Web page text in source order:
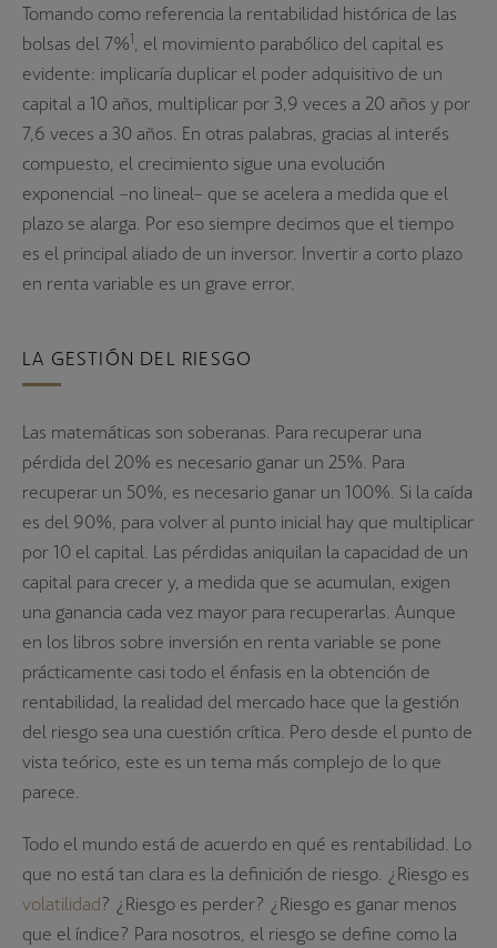
Tomando como referencia la rentabilidad histórica de las
bolsas del 7%1
, el movimiento parabólico del capital es
evidente: implicaría duplicar el poder adquisitivo de un
capital a 10 años, multiplicar por 3,9 veces a 20 años y por
7,6 veces a 30 años. En otras palabras, gracias al interés
compuesto, el crecimiento sigue una evolución
exponencial –no lineal– que se acelera a medida que el
plazo se alarga. Por eso siempre decimos que el tiempo
es el principal aliado de un inversor. Invertir a corto plazo
en renta variable es un grave error.
LA GESTIÓN DEL RIESGO
Las matemáticas son soberanas. Para recuperar una
pérdida del 20% es necesario ganar un 25%. Para
recuperar un 50%, es necesario ganar un 100%. Si la caída
es del 90%, para volver al punto inicial hay que multiplicar
por 10 el capital. Las pérdidas aniquilan la capacidad de un
capital para crecer y, a medida que se acumulan, exigen
una ganancia cada vez mayor para recuperarlas. Aunque
en los libros sobre inversión en renta variable se pone
prácticamente casi todo el énfasis en la obtención de
rentabilidad, la realidad del mercado hace que la gestión
del riesgo sea una cuestión crítica. Pero desde el punto de
vista teórico, este es un tema más complejo de lo que
parece.
Todo el mundo está de acuerdo en qué es rentabilidad. Lo
que no está tan clara es la definición de riesgo. ¿Riesgo es
volatilidad? ¿Riesgo es perder? ¿Riesgo es ganar menos
que el índice? Para nosotros, el riesgo se define como la